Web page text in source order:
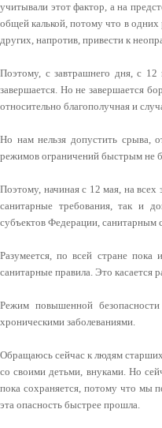
учитывали этот фактор, а на
общей калькой, потому что в одних
других, напротив, привести к
Поэтому, с завтрашнего дня, с
завершается. Но не завершается
относительно благополучная и
Но нам нельзя допустить срыва,
режимов ограничений быстрым не
Поэтому, начиная с 12 мая, на
санитарные требования, так и
субъектов Федерации, санитарным
Разумеется, по всей стране
санитарные правила. Это касается
Режим повышенной
хроническими заболеваниями.
Обращаюсь сейчас к людям
со своими детьми, внуками. Но
пока сохраняется, потому что мы
эта опасность быстрее прошла.